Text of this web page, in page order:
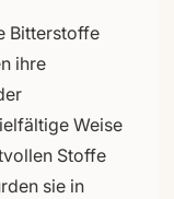
Bitterstoffe
ihre
Weise
Stoffe
sie in